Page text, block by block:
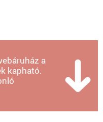
a
kapható.